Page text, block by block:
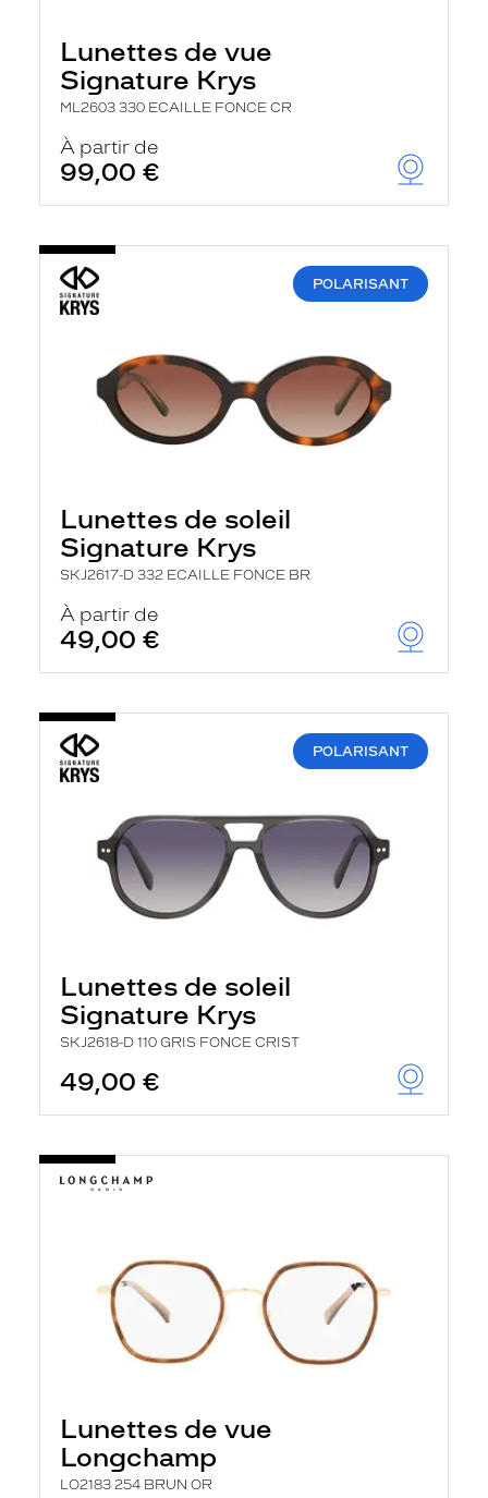
Lunettes de vue
Signature Krys
ML2603 330 ECAILLE FONCE CR
À partir de
99,00 €
POLARISANT
Lunettes de soleil
Signature Krys
SKJ2617-D 332 ECAILLE FONCE BR
À partir de
49,00 €
POLARISANT
Lunettes de soleil
Signature Krys
SKJ2618-D 110 GRIS FONCE CRIST
49,00 €
Lunettes de vue
Longchamp
LO2183 254 BRUN OR